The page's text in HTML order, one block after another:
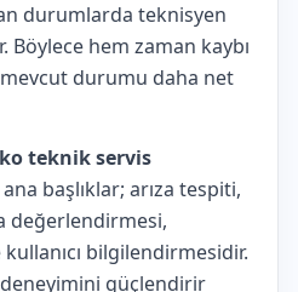
durumlarda teknisyen
Böylece hem zaman kaybı
mevcut durumu daha net
teknik servis
başlıklar; arıza tespiti,
değerlendirmesi,
bilgilendirmesidir.
deneyimini güçlendirir